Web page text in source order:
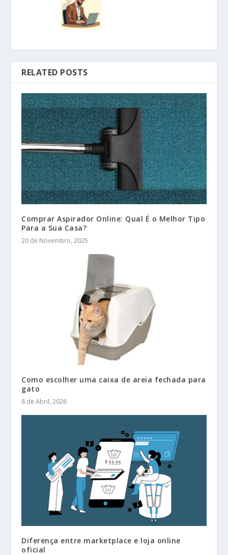
RELATED POSTS
Comprar Aspirador Online: Qual É o Melhor Tipo
Para a Sua Casa?
20 de Novembro, 2025
Como escolher uma caixa de areia fechada para
gato
8 de Abril, 2026
Diferença entre marketplace e loja online
oficial